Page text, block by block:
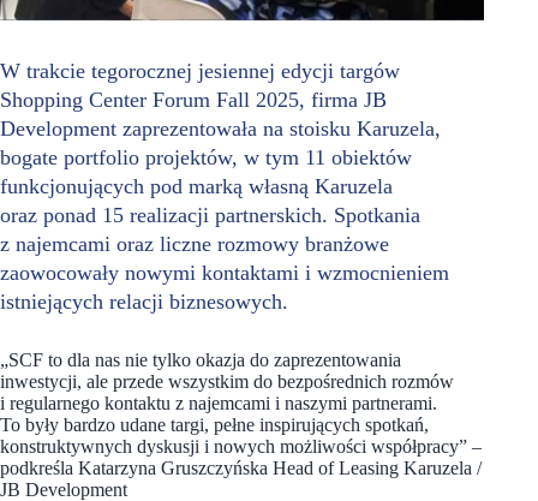
W trakcie tegorocznej jesiennej edycji targów
Shopping Center Forum Fall 2025, firma JB
Development zaprezentowała na stoisku Karuzela,
bogate portfolio projektów, w tym 11 obiektów
funkcjonujących pod marką własną Karuzela
oraz ponad 15 realizacji partnerskich. Spotkania
z najemcami oraz liczne rozmowy branżowe
zaowocowały nowymi kontaktami i wzmocnieniem
istniejących relacji biznesowych.
„SCF to dla nas nie tylko okazja do zaprezentowania
inwestycji, ale przede wszystkim do bezpośrednich rozmów
i regularnego kontaktu z najemcami i naszymi partnerami.
To były bardzo udane targi, pełne inspirujących spotkań,
konstruktywnych dyskusji i nowych możliwości współpracy” –
podkreśla Katarzyna Gruszczyńska Head of Leasing Karuzela /
JB Development